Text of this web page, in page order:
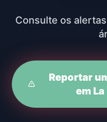
Consulte os
Reportar
em